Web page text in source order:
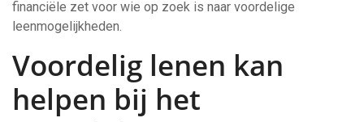
financiële zet voor wie op zoek is naar voordelige
leenmogelijkheden.
Voordelig lenen kan
helpen bij het